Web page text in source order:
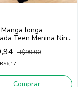
longa
Teen Menina Nina
(Preto)
R$99,90
R$6,17
Comprar